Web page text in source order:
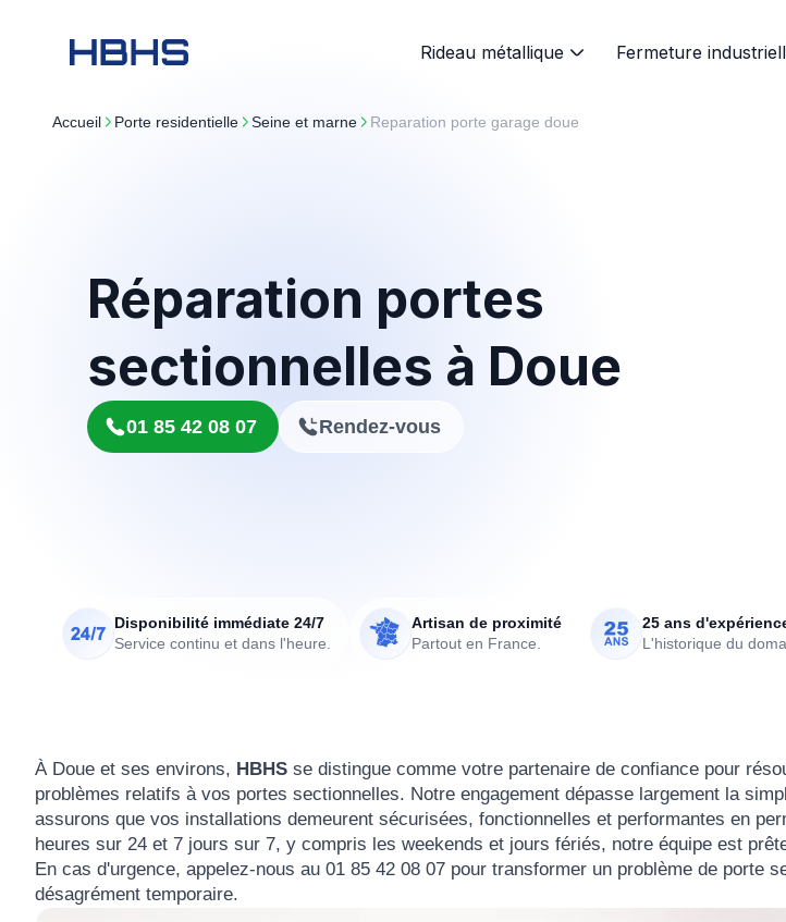
Rideau métallique Fermeture
Accueil porte residentielle seine et marne Reparation porte garage doue
Réparation portes
sectionnelles à Doue
01 85 42 08 07 Rendez-vous
Disponibilité immédiate 24/7
Service continu et dans l'heure.
Artisan de proximité
Partout en France.
25 ans
L'historique du
À Doue et ses environs, HBHS se distingue comme votre partenaire de confiance pour
problèmes relatifs à vos portes sectionnelles. Notre engagement dépasse largement la
assurons que vos installations demeurent sécurisées, fonctionnelles et performantes en
heures sur 24 et 7 jours sur 7, y compris les weekends et jours fériés, notre équipe est
En cas d'urgence, appelez-nous au 01 85 42 08 07 pour transformer un problème de porte
désagrément temporaire.